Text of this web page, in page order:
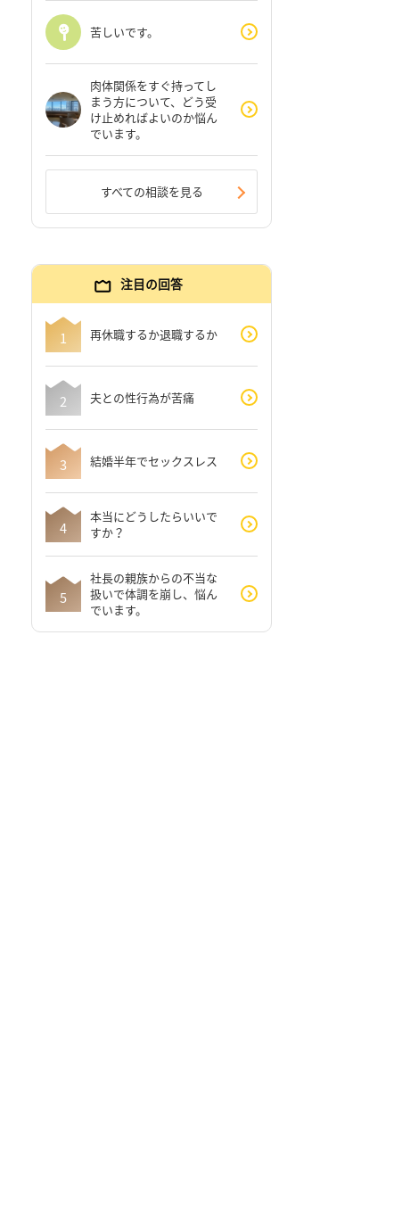
苦しいです。
肉体関係をすぐ持ってし
まう方について、どう受
け止めればよいのか悩ん
でいます。
すべての相談を見る
注目の回答
再休職するか退職するか
夫との性行為が苦痛
結婚半年でセックスレス
本当にどうしたらいいで
すか？
社長の親族からの不当な
扱いで体調を崩し、悩ん
でいます。